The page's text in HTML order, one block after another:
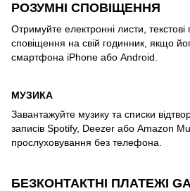
РОЗУМНІ СПОВІЩЕННЯ
Отримуйте електронні листи,
сповіщення на свій годинник, якщо
смартфона iPhone або Android.
МУЗИКА
Завантажуйте музику та списки
записів Spotify, Deezer або Amazon
прослуховування без телефона.
БЕЗКОНТАКТНІ ПЛАТЕЖІ